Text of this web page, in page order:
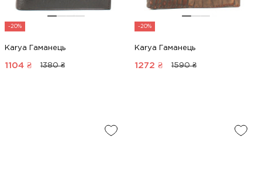
-20%
Karya Гаманець
1104 ₴ 1380 ₴
-20%
Karya Гаманець
1272 ₴ 1590 ₴